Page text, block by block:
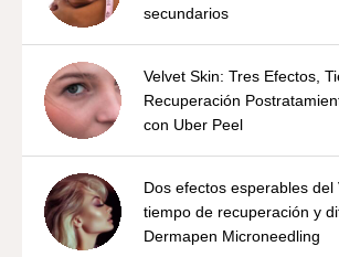
secundarios
Velvet Skin: Tres Efectos,
Recuperación
con Uber Peel
Dos efectos esperables del
tiempo de recuperación y
Dermapen Microneedling